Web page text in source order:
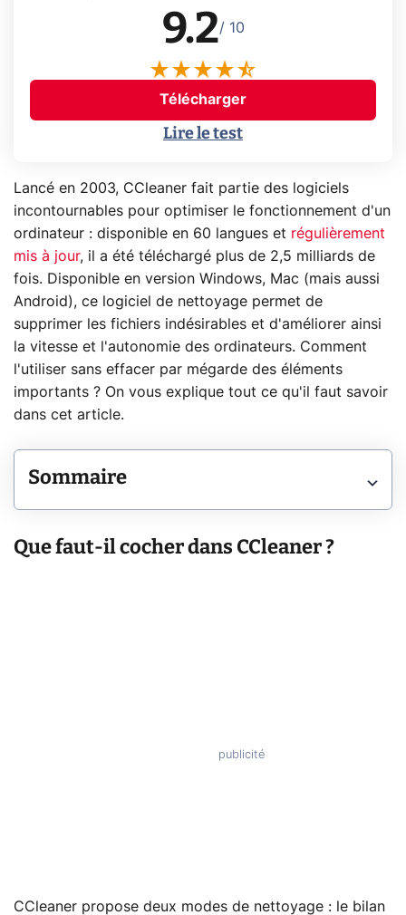
9.2/ 10
Télécharger
Lire le test
Lancé en 2003, CCleaner fait partie des logiciels
incontournables pour optimiser le fonctionnement d'un
ordinateur : disponible en 60 langues et régulièrement
mis à jour, il a été téléchargé plus de 2,5 milliards de
fois. Disponible en version Windows, Mac (mais aussi
Android), ce logiciel de nettoyage permet de
supprimer les fichiers indésirables et d'améliorer ainsi
la vitesse et l'autonomie des ordinateurs. Comment
l'utiliser sans effacer par mégarde des éléments
importants ? On vous explique tout ce qu'il faut savoir
dans cet article.
Sommaire
Que faut-il cocher dans CCleaner ?
CCleaner propose deux modes de nettoyage : le bilan